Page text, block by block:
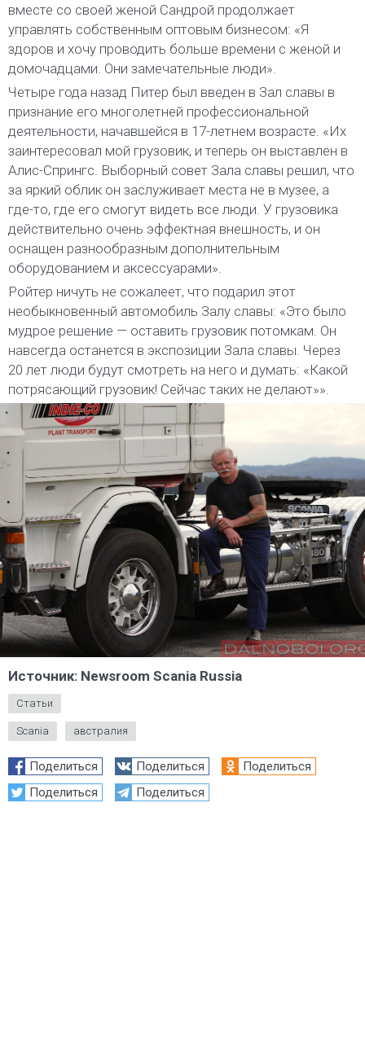
вместе со своей женой Сандрой продолжает
управлять собственным оптовым бизнесом: «Я
здоров и хочу проводить больше времени с женой и
домочадцами. Они замечательные люди».
Четыре года назад Питер был введен в Зал славы в
признание его многолетней профессиональной
деятельности, начавшейся в 17-летнем возрасте. «Их
заинтересовал мой грузовик, и теперь он выставлен в
Алис-Спрингс. Выборный совет Зала славы решил, что
за яркий облик он заслуживает места не в музее, а
где-то, где его смогут видеть все люди. У грузовика
действительно очень эффектная внешность, и он
оснащен разнообразным дополнительным
оборудованием и аксессуарами».
Ройтер ничуть не сожалеет, что подарил этот
необыкновенный автомобиль Залу славы: «Это было
мудрое решение — оставить грузовик потомкам. Он
навсегда останется в экспозиции Зала славы. Через
20 лет люди будут смотреть на него и думать: «Какой
потрясающий грузовик! Сейчас таких не делают»».
Источник: Newsroom Scania Russia
Статьи
Scania австралия
Поделиться Поделиться
Поделиться
Поделиться
Поделиться